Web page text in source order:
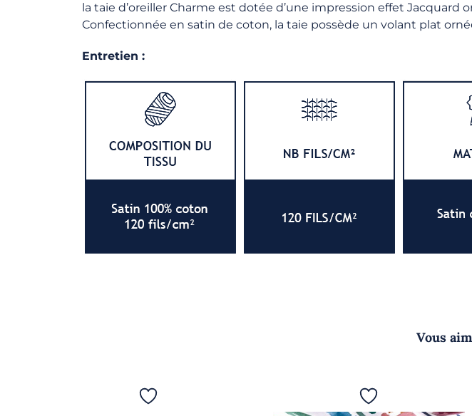
la taie d’oreiller Charme est dotée d’une impression effet
Confectionnée en satin de coton, la taie possède un volant plat
Entretien :
Vous